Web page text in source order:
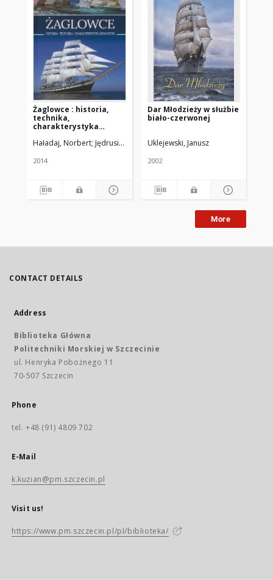
Żaglowce : historia,
technika,
charakterystyka
Haładaj, Norbert Jędrusik, Ryszard Czarnomska. Małgorzata
2014
Dar Młodzieży w służbie
biało-czerwonej
Uklejewski, Janusz
2002
More
CONTACT DETAILS
Address
Biblioteka Główna
Politechniki Morskiej w Szczecinie
ul. Henryka Pobożnego 11
70-507 Szczecin
Phone
tel. +48 (91) 4809 702
E-Mail
k.kuzian@pm.szczecin.pl
Visit us!
https://www.pm.szczecin.pl/pl/biblioteka/